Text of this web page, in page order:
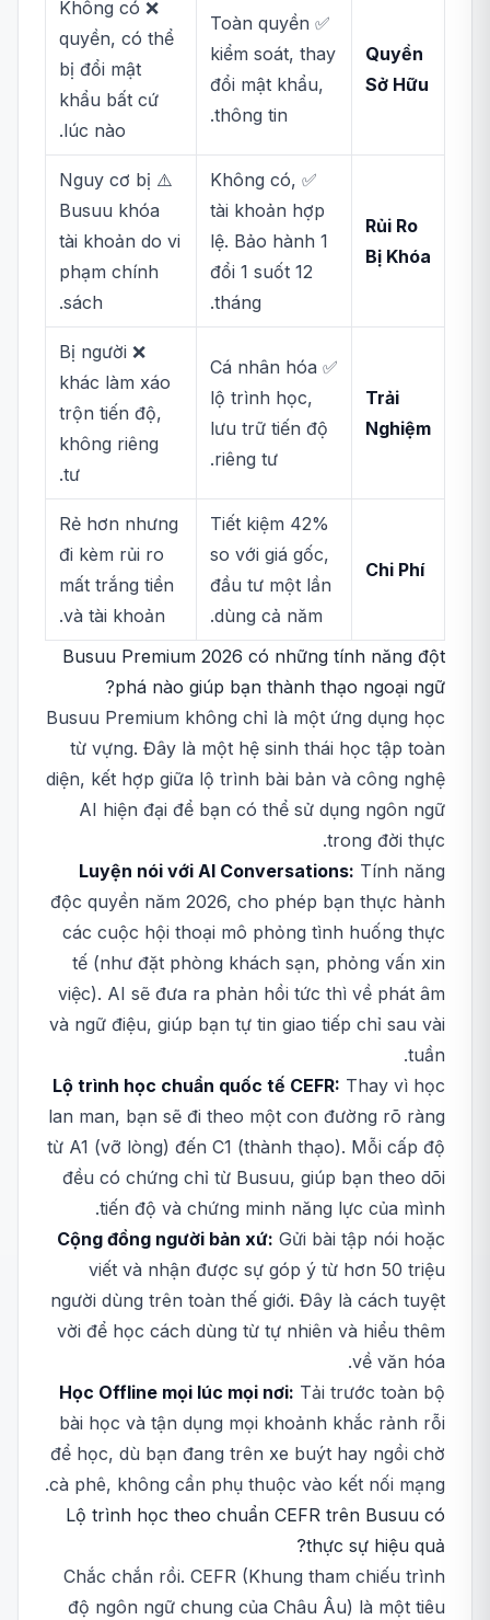
Quyền
Sở Hữu
✅ Toàn quyền
kiểm soát, thay
đổi mật khẩu,
thông tin.
❌ Không có
quyền, có thể
bị đổi mật
khẩu bất cứ
lúc nào.
Rủi Ro
Bị Khóa
✅ Không có,
tài khoản hợp
lệ. Bảo hành 1
đổi 1 suốt 12
tháng.
⚠️ Nguy cơ bị
Busuu khóa
tài khoản do vi
phạm chính
sách.
Trải
Nghiệm
✅ Cá nhân hóa
lộ trình học,
lưu trữ tiến độ
riêng tư.
❌ Bị người
khác làm xáo
trộn tiến độ,
không riêng
tư.
Chi Phí
Tiết kiệm 42%
so với giá gốc,
đầu tư một lần
dùng cả năm.
Rẻ hơn nhưng
đi kèm rủi ro
mất trắng tiền
và tài khoản.
Busuu Premium 2026 có những tính năng đột
phá nào giúp bạn thành thạo ngoại ngữ?
Busuu Premium không chỉ là một ứng dụng học
từ vựng. Đây là một hệ sinh thái học tập toàn
diện, kết hợp giữa lộ trình bài bản và công nghệ
AI hiện đại để bạn có thể sử dụng ngôn ngữ
trong đời thực.
Luyện nói với AI Conversations: Tính năng
độc quyền năm 2026, cho phép bạn thực hành
các cuộc hội thoại mô phỏng tình huống thực
tế (như đặt phòng khách sạn, phỏng vấn xin
việc). AI sẽ đưa ra phản hồi tức thì về phát âm
và ngữ điệu, giúp bạn tự tin giao tiếp chỉ sau vài
tuần.
Lộ trình học chuẩn quốc tế CEFR: Thay vì học
lan man, bạn sẽ đi theo một con đường rõ ràng
từ A1 (vỡ lòng) đến C1 (thành thạo). Mỗi cấp độ
đều có chứng chỉ từ Busuu, giúp bạn theo dõi
tiến độ và chứng minh năng lực của mình.
Cộng đồng người bản xứ: Gửi bài tập nói hoặc
viết và nhận được sự góp ý từ hơn 50 triệu
người dùng trên toàn thế giới. Đây là cách tuyệt
vời để học cách dùng từ tự nhiên và hiểu thêm
về văn hóa.
Học Offline mọi lúc mọi nơi: Tải trước toàn bộ
bài học và tận dụng mọi khoảnh khắc rảnh rỗi
để học, dù bạn đang trên xe buýt hay ngồi chờ
cà phê, không cần phụ thuộc vào kết nối mạng.
Lộ trình học theo chuẩn CEFR trên Busuu có
thực sự hiệu quả?
Chắc chắn rồi. CEFR (Khung tham chiếu trình
độ ngôn ngữ chung của Châu Âu) là một tiêu